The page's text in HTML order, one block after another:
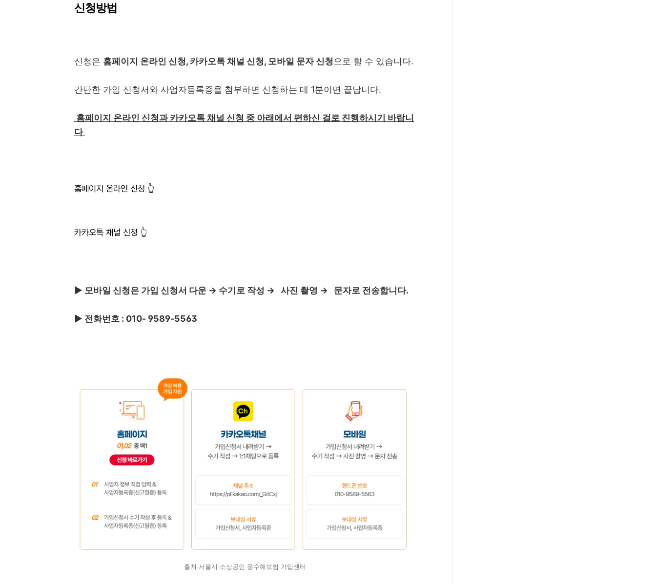
신청방법
신청은 홈페이지 온라인 신청, 카카오톡 채널 신청, 모바일 문자 신청 으로 할 수 있습니다.
간단한 가입 신청서와 사업자등록증을 첨부하면 신청하는 데 1분이면 끝납니다.
홈페이지 온라인 신청과 카카오톡 채널 신청 중 아래에서 편하신 걸로 진행하시기 바랍니
다
홈페이지 온라인 신청 👆
카카오톡 채널 신청 👆
▶ 모바일 신청은 가입 신청서 다운 → 수기로 작성 → 사진 촬영 → 문자로 전송합니다.
▶ 전화번호 : 010- 9589-5563
출처 서울시 소상공인 풍수해보험 가입센터